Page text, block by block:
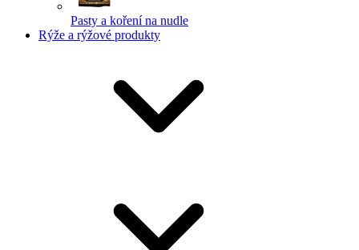
Pasty a koření na nudle
Rýže a rýžové produkty